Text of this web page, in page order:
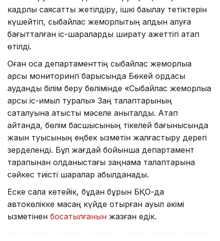
кадрлық саясатты жетілдіру, ішкі бақылау тетіктерін
күшейтіп, сыбайлас жемқорлықтың алдын алуға
бағытталған іс-шараларды ширату қажеттігі атап
өтілді.
Оған қоса департаменттің сыбайлас жемқорлыққа
қарсы мониторингі барысында Бөкей ордасы
аудандық білім беру бөлімінде «Сыбайлас жемқорлыққа
қарсы іс-қимыл туралы» Заң талаптарының
сақталуына қатысты мәселе анықталды. Атап
айтқанда, бөлім басшысының тікелей бағынысында
жақын туысының еңбек қызметін жалғастыру дерегі
зерделенді. Бұл жағдай бойынша департамент
тарапынан қолданыстағы заңнама талаптарына
сәйкес тиісті шаралар қабылданады.
Еске сала кетейік, бұдан бұрын БҚО-да
автокөлікке масаң күйде отырған ауыл әкімі
қызметінен босатылғанын жазған едік.